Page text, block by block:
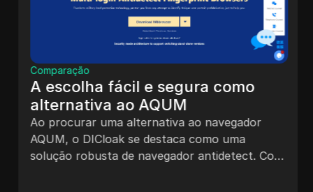
Comparação
A escolha fácil e segura como
alternativa ao AQUM
Ao procurar uma alternativa ao navegador
AQUM, o DICloak se destaca como uma
solução robusta de navegador antidetect. Com